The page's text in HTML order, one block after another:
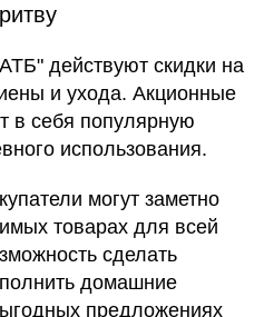
действуют скидки на
и ухода. Акционные
в себя популярную
использования.
могут заметно
товарах для всей
сделать
домашние
предложениях